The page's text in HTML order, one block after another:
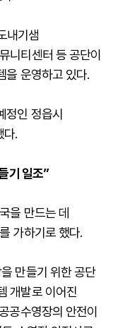
내기샘
니티센터 등 공단이
을 운영하고 있다.
정인 정읍시
다.
기 일조”
을 만드는 데
가하기로 했다.
만들기 위한 공단
개발로 이어진
공수영장의 안전이